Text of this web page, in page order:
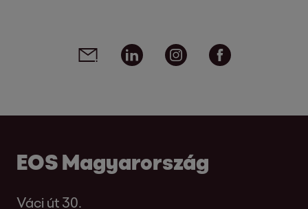
Social media links - share article
Email Linkedin Instagram
EOS Magyarország
Váci út 30.